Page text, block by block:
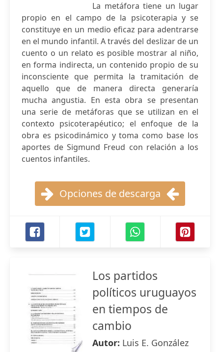
La metáfora tiene un lugar
propio en el campo de la psicoterapia y se
constituye en un medio eficaz para adentrarse
en el mundo infantil. A través del deslizar de un
cuento o un relato es posible mostrar al niño,
en forma indirecta, un contenido propio de su
inconsciente que permita la tramitación de
aquello que de manera directa generaría
mucha angustia. En esta obra se presentan
una serie de metáforas que se utilizan en el
contexto psicoterapéutico; el enfoque de la
obra es psicodinámico y toma como base los
aportes de Sigmund Freud con relación a los
cuentos infantiles.
Opciones de descarga
Los partidos
políticos uruguayos
en tiempos de
cambio
Autor: Luis E. González